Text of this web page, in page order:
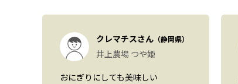
クレマチスさん （静岡県）
井上農場 つや姫
おにぎりにしても美味しい